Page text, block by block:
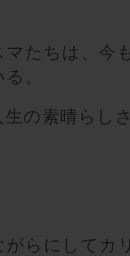
マたちは、今
。
生の素晴らし
がらにしてカ